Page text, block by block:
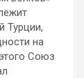
Турции,
на
Союз